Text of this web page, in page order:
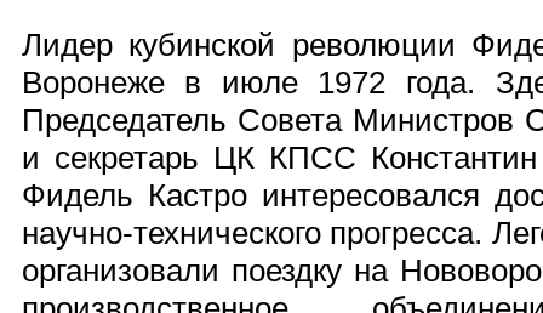
Лидер кубинской революции
Воронеже в июле 1972 года.
Председатель Совета Министров
и секретарь ЦК КПСС
Фидель Кастро интересовался
научно-технического прогресса.
организовали поездку на